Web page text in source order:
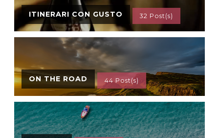
ITINERARI CON GUSTO 32 Post(s)
ON THE ROAD 44 Post(s)